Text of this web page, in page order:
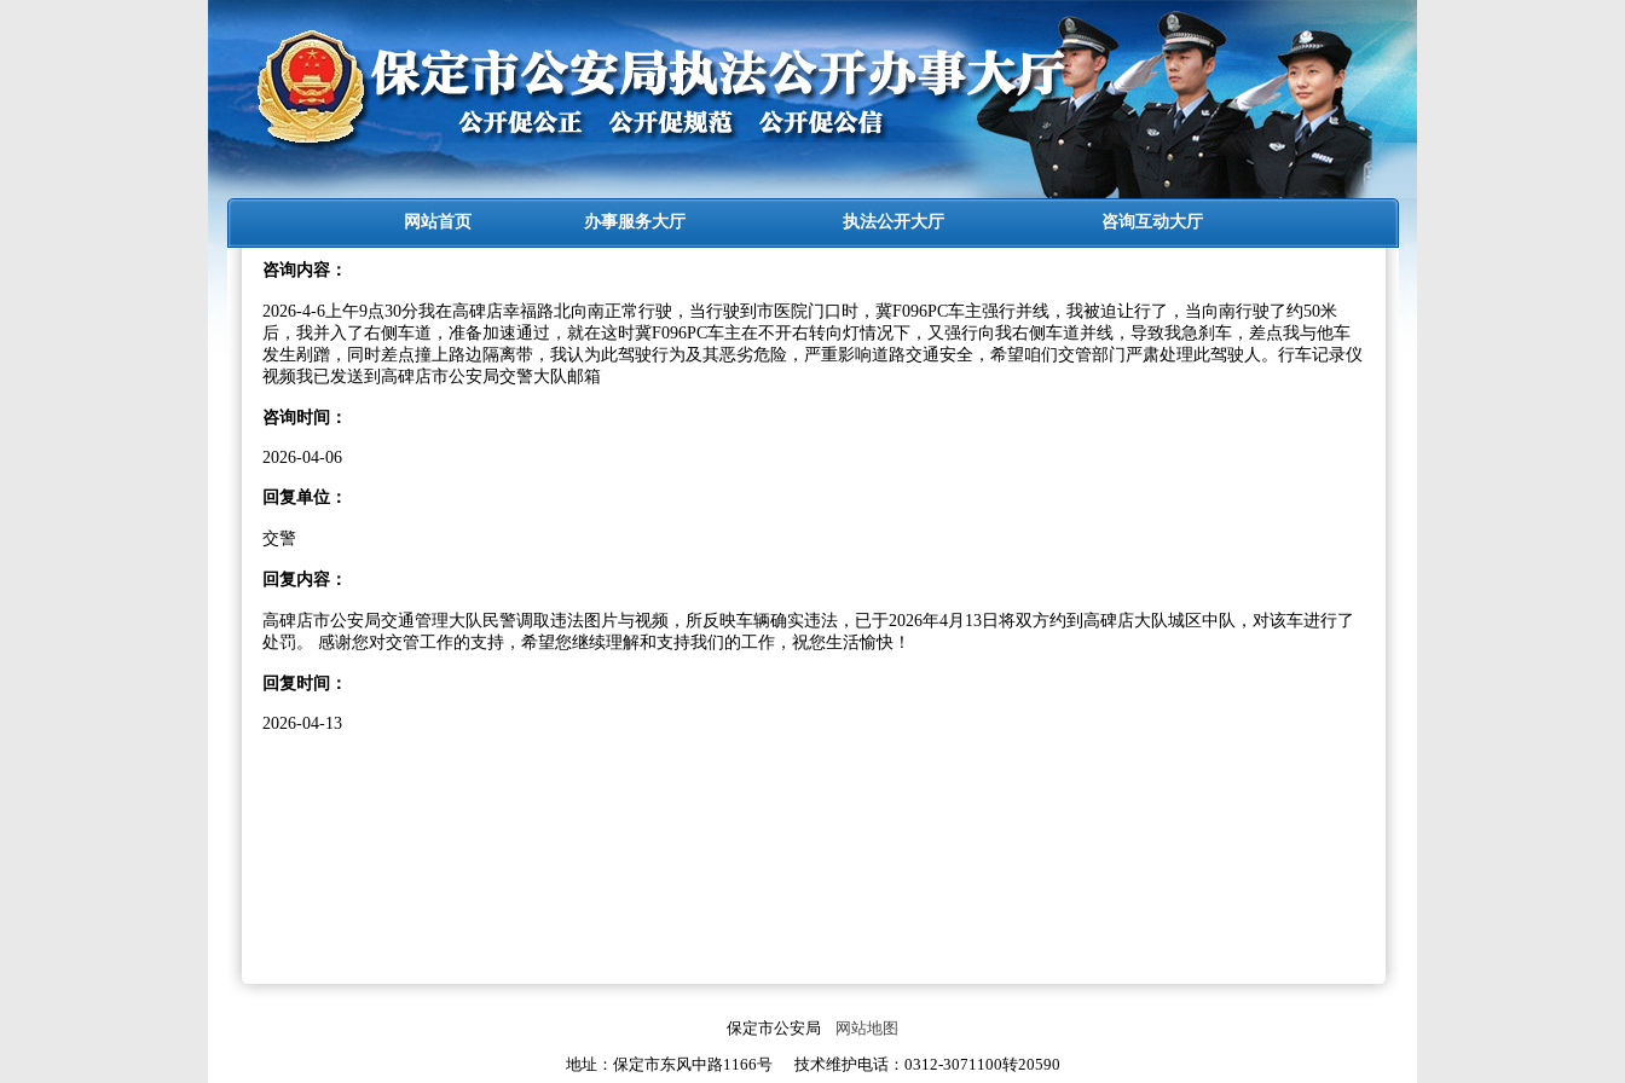
网站首页 办事服务大厅 执法公开大厅 咨询互动大厅
咨询内容：
2026-4-6上午9点30分我在高碑店幸福路北向南正常行驶，当行驶到市医院门口时，冀F096PC车主强行并线，我被迫让行了，当向南行驶了约50米
后，我并入了右侧车道，准备加速通过，就在这时冀F096PC车主在不开右转向灯情况下，又强行向我右侧车道并线，导致我急刹车，差点我与他车
发生剐蹭，同时差点撞上路边隔离带，我认为此驾驶行为及其恶劣危险，严重影响道路交通安全，希望咱们交管部门严肃处理此驾驶人。行车记录仪
视频我已发送到高碑店市公安局交警大队邮箱
咨询时间：
2026-04-06
回复单位：
交警
回复内容：
高碑店市公安局交通管理大队民警调取违法图片与视频，所反映车辆确实违法，已于2026年4月13日将双方约到高碑店大队城区中队，对该车进行了
处罚。 感谢您对交管工作的支持，希望您继续理解和支持我们的工作，祝您生活愉快！
回复时间：
2026-04-13
保定市公安局
网站地图
地址：保定市东风中路1166号 技术维护电话：0312-3071100转20590